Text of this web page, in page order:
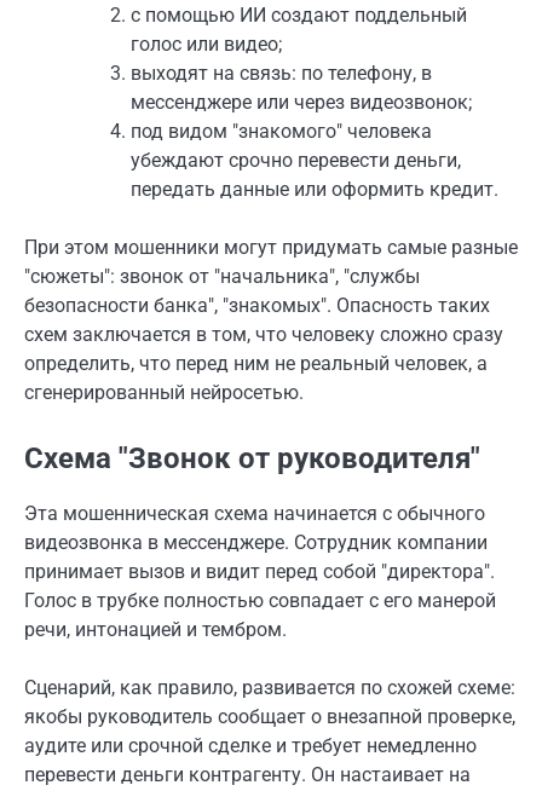
с помощью ИИ создают поддельный
голос или видео;
выходят на связь: по телефону, в
мессенджере или через видеозвонок;
под видом "знакомого" человека
убеждают срочно перевести деньги,
передать данные или оформить кредит.
При этом мошенники могут придумать самые разные
"сюжеты": звонок от "начальника", "службы
безопасности банка", "знакомых". Опасность таких
схем заключается в том, что человеку сложно сразу
определить, что перед ним не реальный человек, а
сгенерированный нейросетью.
Схема "Звонок от руководителя"
Эта мошенническая схема начинается с обычного
видеозвонка в мессенджере. Сотрудник компании
принимает вызов и видит перед собой "директора".
Голос в трубке полностью совпадает с его манерой
речи, интонацией и тембром.
Сценарий, как правило, развивается по схожей схеме:
якобы руководитель сообщает о внезапной проверке,
аудите или срочной сделке и требует немедленно
перевести деньги контрагенту. Он настаивает на